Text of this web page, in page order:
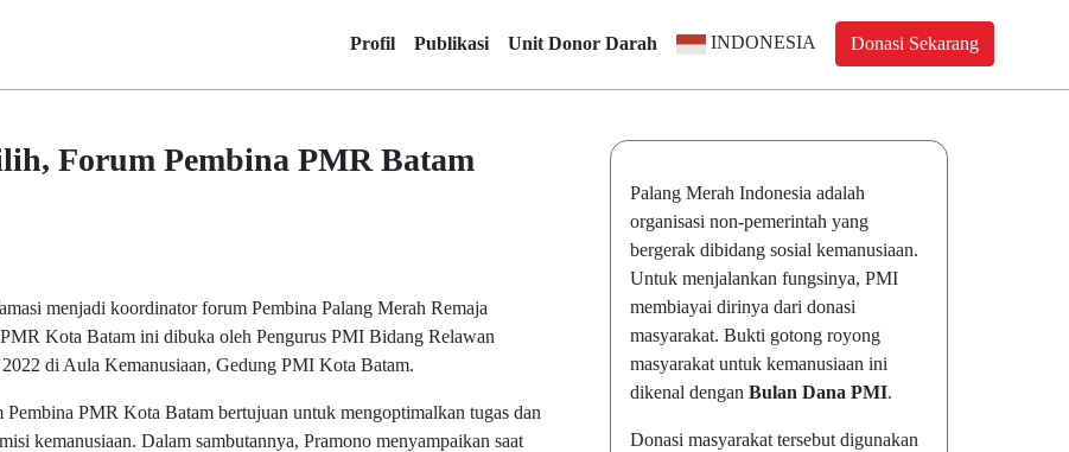
Profil Publikasi Unit Donor Darah INDONESIA Donasi Sekarang
Forum Pembina PMR Batam
menjadi koordinator forum Pembina Palang Merah Remaja
Kota Batam ini dibuka oleh Pengurus PMI Bidang Relawan
di Aula Kemanusiaan, Gedung PMI Kota Batam.
PMR Kota Batam bertujuan untuk mengoptimalkan tugas dan
kemanusiaan. Dalam sambutannya, Pramono menyampaikan saat
Palang Merah Indonesia adalah
organisasi non-pemerintah yang
bergerak dibidang sosial kemanusiaan.
Untuk menjalankan fungsinya, PMI
membiayai dirinya dari donasi
masyarakat. Bukti gotong royong
masyarakat untuk kemanusiaan ini
dikenal dengan Bulan Dana PMI.
Donasi masyarakat tersebut digunakan